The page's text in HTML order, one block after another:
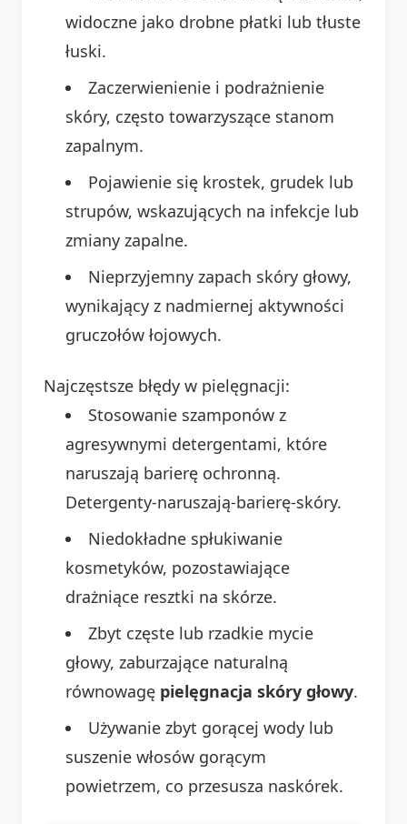
widoczne jako drobne płatki lub tłuste
łuski.
Zaczerwienienie i podrażnienie
skóry, często towarzyszące stanom
zapalnym.
Pojawienie się krostek, grudek lub
strupów, wskazujących na infekcje lub
zmiany zapalne.
Nieprzyjemny zapach skóry głowy,
wynikający z nadmiernej aktywności
gruczołów łojowych.
Najczęstsze błędy w pielęgnacji:
Stosowanie szamponów z
agresywnymi detergentami, które
naruszają barierę ochronną.
Detergenty-naruszają-barierę-skóry.
Niedokładne spłukiwanie
kosmetyków, pozostawiające
drażniące resztki na skórze.
Zbyt częste lub rzadkie mycie
głowy, zaburzające naturalną
równowagę pielęgnacja skóry głowy.
Używanie zbyt gorącej wody lub
suszenie włosów gorącym
powietrzem, co przesusza naskórek.